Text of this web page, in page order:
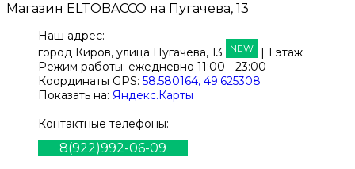
Магазин ELTOBACCO на Пугачева, 13
Наш адрес:
город Киров, улица Пугачева, 13 NEW
| 1 этаж
Режим работы: ежедневно 11:00 - 23:00
Координаты GPS: 58.580164, 49.625308
Показать на: Яндекс.Карты
Контактные телефоны:
8(922)992-06-09